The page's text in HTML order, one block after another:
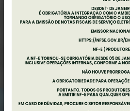
EDITAL DE
AUDIÊNCIA
-
METAS